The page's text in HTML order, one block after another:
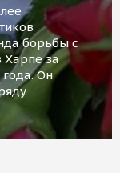
борьбы с
Харпе за
Он